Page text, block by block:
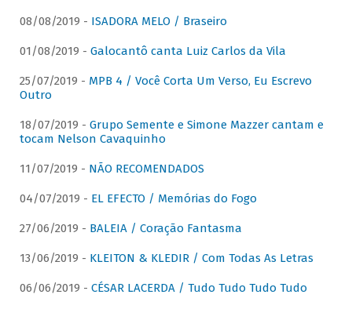
08/08/2019 - ISADORA MELO / Braseiro
01/08/2019 - Galocantô canta Luiz Carlos da Vila
25/07/2019 - MPB 4 / Você Corta Um Verso, Eu Escrevo
Outro
18/07/2019 - Grupo Semente e Simone Mazzer cantam e
tocam Nelson Cavaquinho
11/07/2019 - NÃO RECOMENDADOS
04/07/2019 - EL EFECTO / Memórias do Fogo
27/06/2019 - BALEIA / Coração Fantasma
13/06/2019 - KLEITON & KLEDIR / Com Todas As Letras
06/06/2019 - CÉSAR LACERDA / Tudo Tudo Tudo Tudo